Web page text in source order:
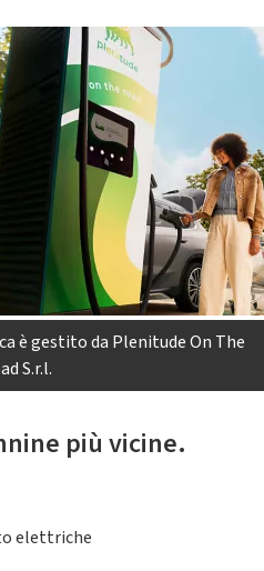
è gestito da Plenitude On The
S.r.l.
più vicine.
elettriche